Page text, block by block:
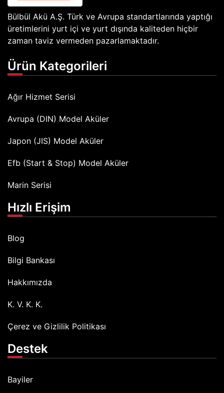
Bülbül Akü A.Ş. Türk ve Avrupa standartlarında yaptığı
üretimlerini yurt içi ve yurt dışında kaliteden hiçbir
zaman taviz vermeden pazarlamaktadır.
Ürün Kategorileri
Ağır Hizmet Serisi
Avrupa (DIN) Model Aküler
Japon (JIS) Model Aküler
Efb (Start & Stop) Model Aküler
Marin Serisi
Hızlı Erişim
Blog
Bilgi Bankası
Hakkımızda
K. V. K. K.
Çerez ve Gizlilik Politikası
Destek
Bayiler